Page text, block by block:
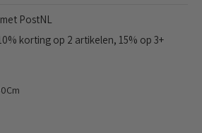
PostNL
korting op 2 artikelen, 15% op 3+